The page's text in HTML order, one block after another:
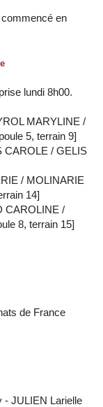
en
lundi 8h00.
MARYLINE /
5, terrain 9]
CAROLE / GELIS
/ MOLINARIE
14]
CAROLINE /
8, terrain 15]
de France
- JULIEN Larielle